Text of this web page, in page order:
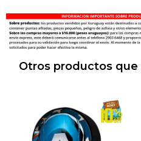
Otros productos